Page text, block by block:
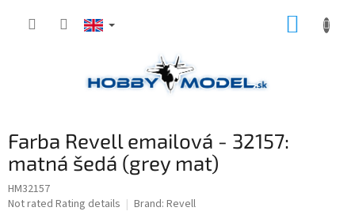
Farba Revell emailová - 32157:
matná šedá (grey mat)
HM32157
The
Not rated Rating details Brand: Revell